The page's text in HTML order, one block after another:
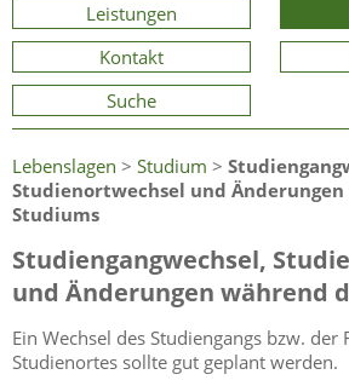
Leistungen
Kontakt
Suche
Lebenslagen > Studium >
Studienortwechsel und
Studiums
Studiengangwechsel,
und Änderungen während
Ein Wechsel des Studiengangs bzw.
Studienortes sollte gut geplant werden.